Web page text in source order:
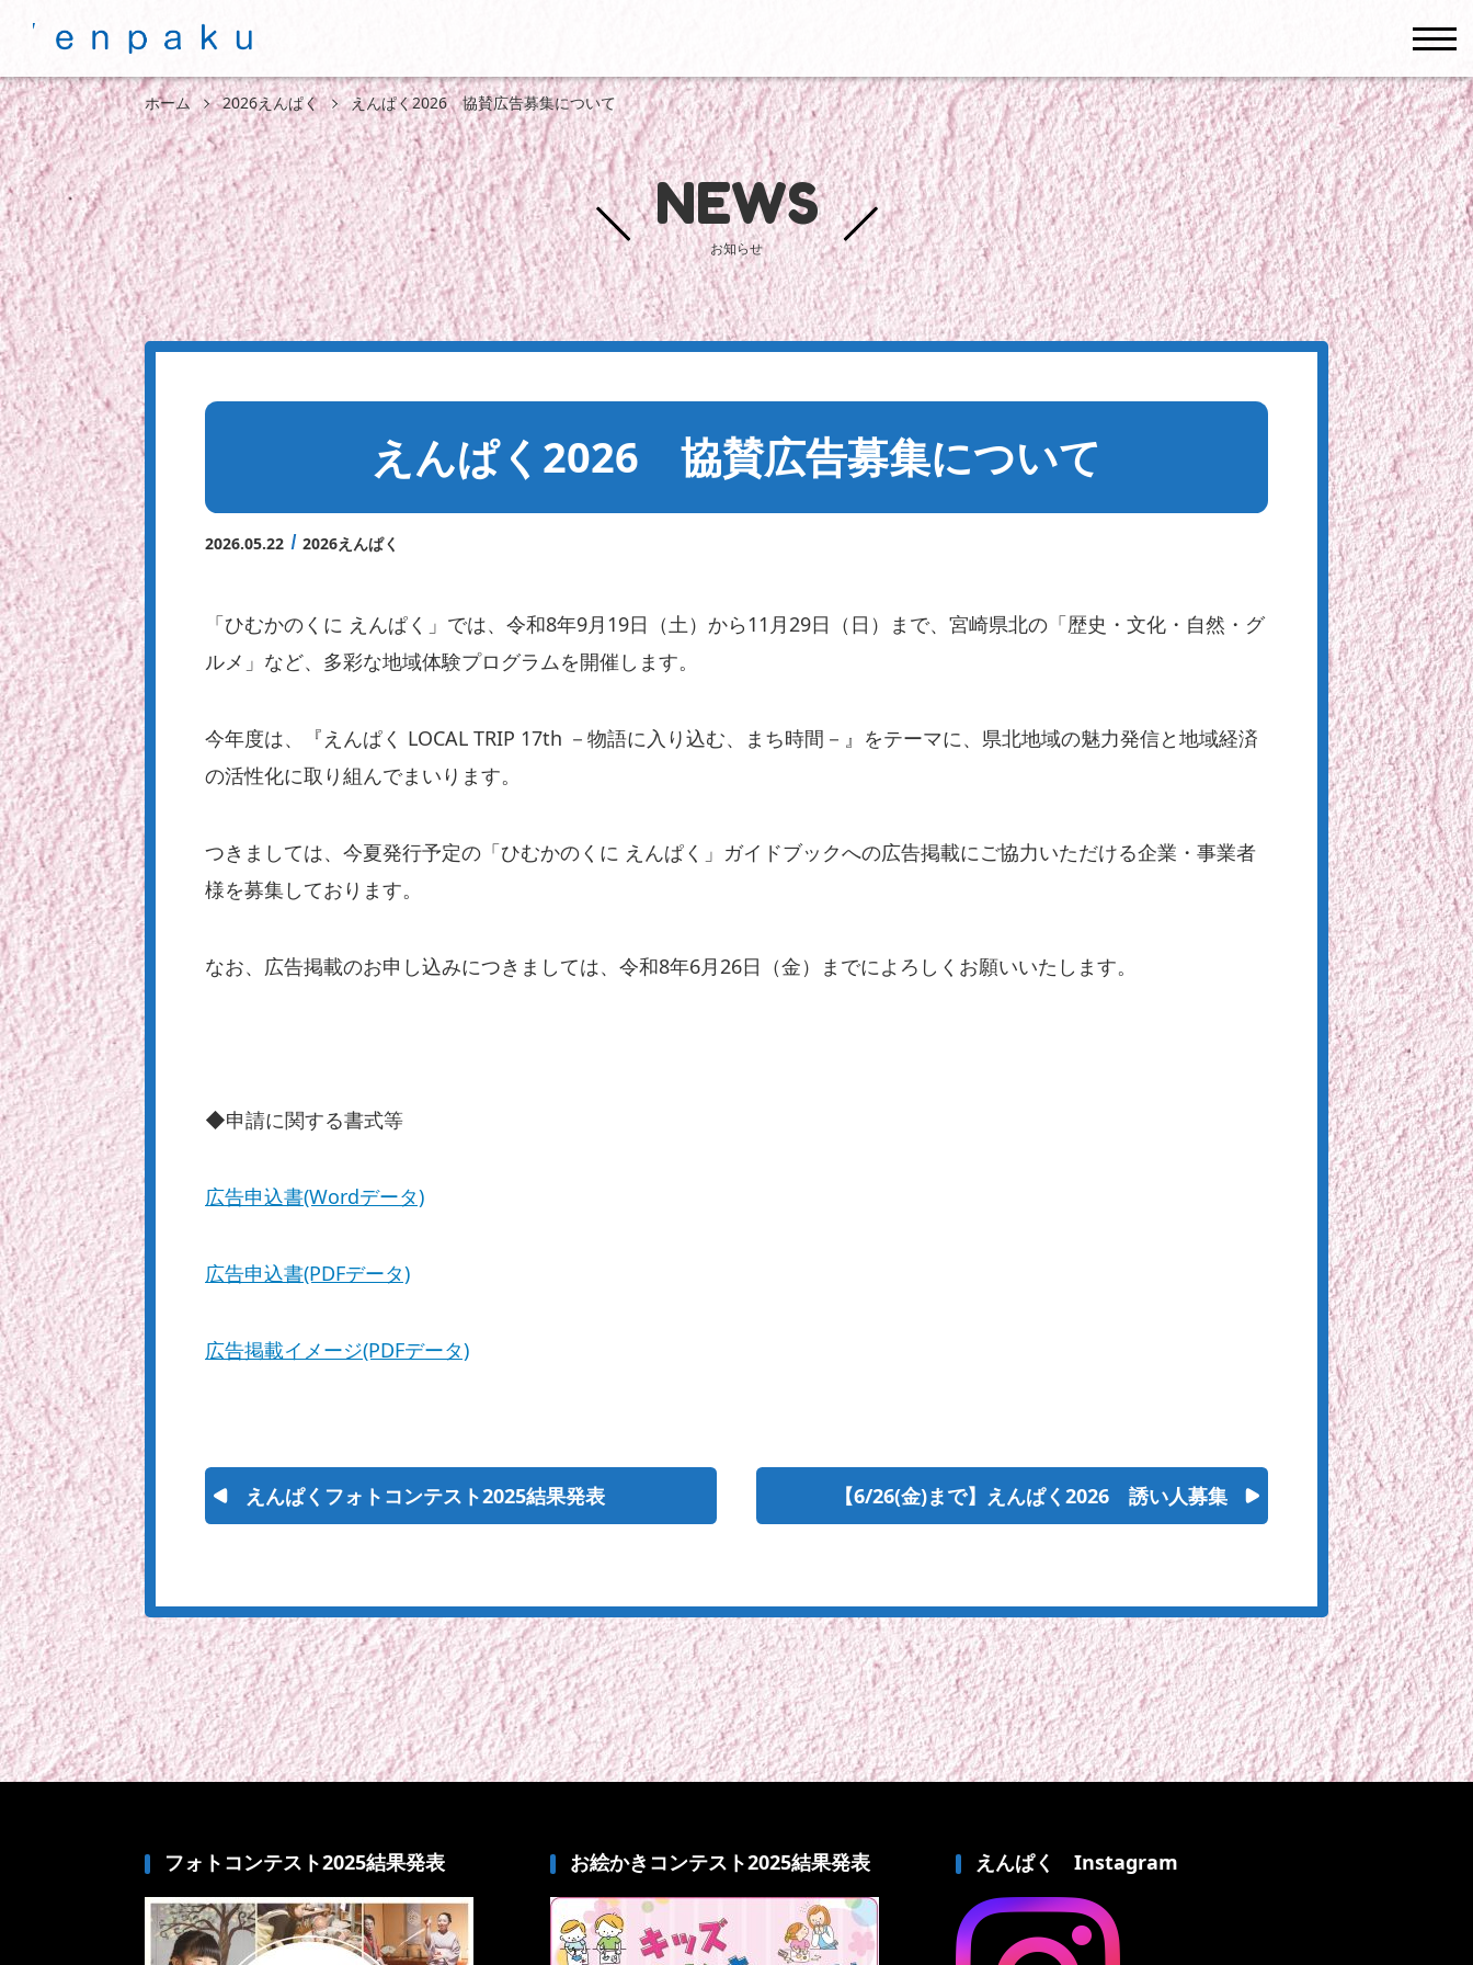
ホーム 2026えんぱく えんぱく2026 協賛広告募集について
NEWS
お知らせ
えんぱく2026 協賛広告募集について
2026.05.22 2026えんぱく
「ひむかのくに えんぱく」では、令和8年9月19日（土）から11月29日（日）まで、宮崎県北の「歴史・文化・自然・グ
ルメ」など、多彩な地域体験プログラムを開催します。
今年度は、『えんぱく LOCAL TRIP 17th －物語に入り込む、まち時間－』をテーマに、県北地域の魅力発信と地域経済
の活性化に取り組んでまいります。
つきましては、今夏発行予定の「ひむかのくに えんぱく」ガイドブックへの広告掲載にご協力いただける企業・事業者
様を募集しております。
なお、広告掲載のお申し込みにつきましては、令和8年6月26日（金）までによろしくお願いいたします。
◆申請に関する書式等
広告申込書(Wordデータ)
広告申込書(PDFデータ)
広告掲載イメージ(PDFデータ)
えんぱくフォトコンテスト2025結果発表 【6/26(金)まで】えんぱく2026 誘い人募集
フォトコンテスト2025結果発表 お絵かきコンテスト2025結果発表 えんぱく Instagram